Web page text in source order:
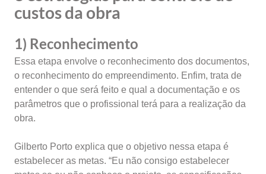
custos da obra
1) Reconhecimento
Essa etapa envolve o reconhecimento dos documentos,
o reconhecimento do empreendimento. Enfim, trata de
entender o que será feito e qual a documentação e os
parâmetros que o profissional terá para a realização da
obra.
Gilberto Porto explica que o objetivo nessa etapa é
estabelecer as metas. “Eu não consigo estabelecer